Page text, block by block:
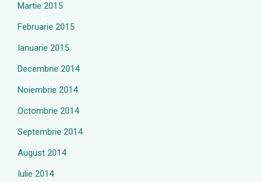
Martie 2015
Februarie 2015
Ianuarie 2015
Decembrie 2014
Noiembrie 2014
Octombrie 2014
Septembrie 2014
August 2014
Iulie 2014